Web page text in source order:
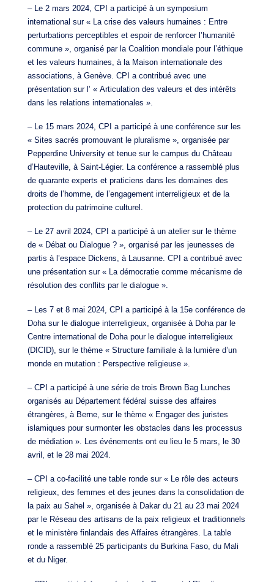
– Le 2 mars 2024, CPI a participé à un symposium
international sur « La crise des valeurs humaines : Entre
perturbations perceptibles et espoir de renforcer l’humanité
commune », organisé par la Coalition mondiale pour l’éthique
et les valeurs humaines, à la Maison internationale des
associations, à Genève. CPI a contribué avec une
présentation sur l’ « Articulation des valeurs et des intérêts
dans les relations internationales ».
– Le 15 mars 2024, CPI a participé à une conférence sur les
« Sites sacrés promouvant le pluralisme », organisée par
Pepperdine University et tenue sur le campus du Château
d’Hauteville, à Saint-Légier. La conférence a rassemblé plus
de quarante experts et praticiens dans les domaines des
droits de l’homme, de l’engagement interreligieux et de la
protection du patrimoine culturel.
– Le 27 avril 2024, CPI a participé à un atelier sur le thème
de « Débat ou Dialogue ? », organisé par les jeunesses de
partis à l’espace Dickens, à Lausanne. CPI a contribué avec
une présentation sur « La démocratie comme mécanisme de
résolution des conflits par le dialogue ».
– Les 7 et 8 mai 2024, CPI a participé à la 15e conférence de
Doha sur le dialogue interreligieux, organisée à Doha par le
Centre international de Doha pour le dialogue interreligieux
(DICID), sur le thème « Structure familiale à la lumière d’un
monde en mutation : Perspective religieuse ».
– CPI a participé à une série de trois Brown Bag Lunches
organisés au Département fédéral suisse des affaires
étrangères, à Berne, sur le thème « Engager des juristes
islamiques pour surmonter les obstacles dans les processus
de médiation ». Les événements ont eu lieu le 5 mars, le 30
avril, et le 28 mai 2024.
– CPI a co-facilité une table ronde sur « Le rôle des acteurs
religieux, des femmes et des jeunes dans la consolidation de
la paix au Sahel », organisée à Dakar du 21 au 23 mai 2024
par le Réseau des artisans de la paix religieux et traditionnels
et le ministère finlandais des Affaires étrangères. La table
ronde a rassemblé 25 participants du Burkina Faso, du Mali
et du Niger.